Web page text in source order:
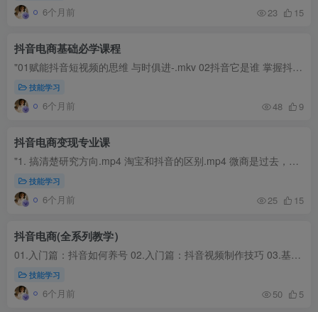
6个月前 23 15
抖音电商基础必学课程
"01赋能抖音短视频的思维 与时俱进-.mkv 02抖音它是谁 掌握抖音核心逻辑 不踩坑-.mkv 03掌握抖音的热门审核逻辑 轻松上热门-.mkv 04只需一步 打造先天权重高帐号-.mkv 05轻松五步提高抖音...
技能学习
6个月前 48 9
抖音电商变现专业课
"1. 搞清楚研究方向.mp4 淘宝和抖音的区别.mp4 微商是过去，抖商是未来.mp4 常见的致命错误.mp4 4大核心思想打通思维.mp4 如何获取精准粉丝.mp4 你的内容形式，行不行.mp4 蓝V的红利期，你...
技能学习
6个月前 25 15
抖音电商(全系列教学）
01.入门篇：抖音如何养号 02.入门篇：抖音视频制作技巧 03.基础篇：抖音上热门技巧 04.进阶篇：抖音卖货思维 05.高手篇：玩赚抖音付费推广红利 06.高手篇：玩赚抖音派单的流量红利</h3> 0...
技能学习
6个月前 50 5